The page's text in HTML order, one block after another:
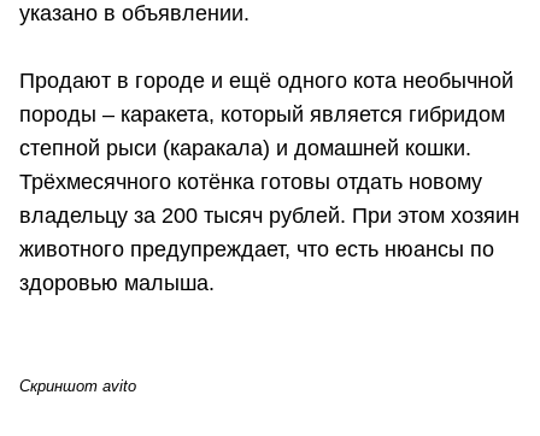
указано в объявлении.
Продают в городе и ещё одного кота необычной
породы – каракета, который является гибридом
степной рыси (каракала) и домашней кошки.
Трёхмесячного котёнка готовы отдать новому
владельцу за 200 тысяч рублей. При этом хозяин
животного предупреждает, что есть нюансы по
здоровью малыша.
Скриншот avito